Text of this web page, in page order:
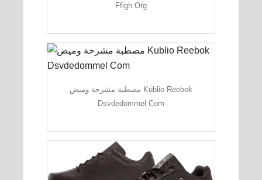
Ffigh Org
مصطبة مشرحة وميض Kublio Reebok
Dsvdedommel Com